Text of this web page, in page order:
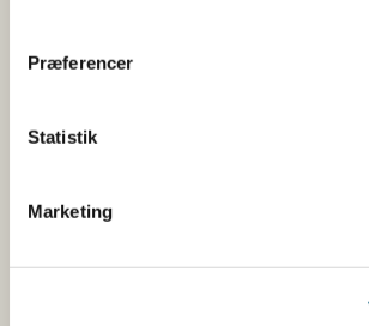
Præferencer
Statistik
Marketing
krav, særlige forhold og lovstof ved
Særkrav om nummerering af
Særkrav om GMO til foder